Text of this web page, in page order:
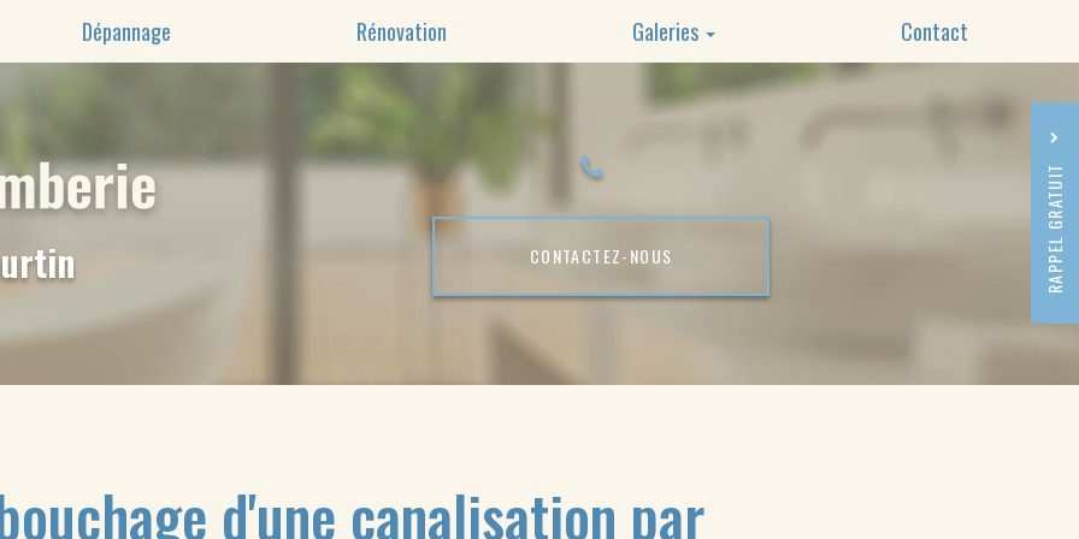
Dépannage Rénovation Galeries
Rénovation
Contact
CONTACTEZ-NOUS
d'une canalisation par
RAPPEL GRATUIT